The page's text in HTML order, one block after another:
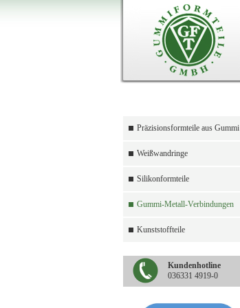
Präzisionsformteile aus Gummi
Weißwandringe
Silikonformteile
Gummi-Metall-Verbindungen
Kunststoffteile
Kundenhotline
036331 4919-0